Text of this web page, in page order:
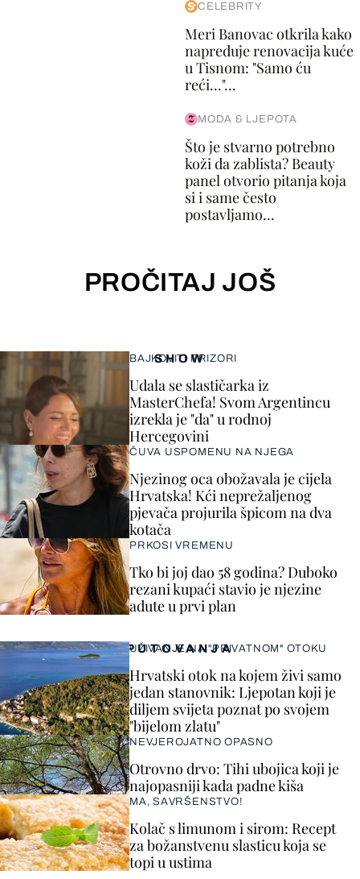
CELEBRITY
Meri Banovac otkrila kako
napreduje renovacija kuće
u Tisnom: "Samo ću
reći..."...
MODA & LJEPOTA
Što je stvarno potrebno
koži da zablista? Beauty
panel otvorio pitanja koja
si i same često
postavljamo...
PROČITAJ JOŠ
SHOW
BAJKOVITI PRIZORI
Udala se slastičarka iz
MasterChefa! Svom Argentincu
izrekla je "da" u rodnoj
Hercegovini
ČUVA USPOMENU NA NJEGA
Njezinog oca obožavala je cijela
Hrvatska! Kći neprežaljenog
pjevača projurila špicom na dva
kotača
PRKOSI VREMENU
Tko bi joj dao 58 godina? Duboko
rezani kupaći stavio je njezine
adute u prvi plan
PUTOVANJA
UŽIVANJE NA "PRIVATNOM" OTOKU
Hrvatski otok na kojem živi samo
jedan stanovnik: Ljepotan koji je
diljem svijeta poznat po svojem
"bijelom zlatu"
NEVJEROJATNO OPASNO
Otrovno drvo: Tihi ubojica koji je
najopasniji kada padne kiša
MA, SAVRŠENSTVO!
Kolač s limunom i sirom: Recept
za božanstvenu slasticu koja se
topi u ustima